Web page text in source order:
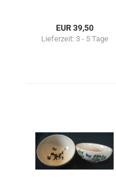
EUR 39,50
Lieferzeit: 3 - 5 Tage